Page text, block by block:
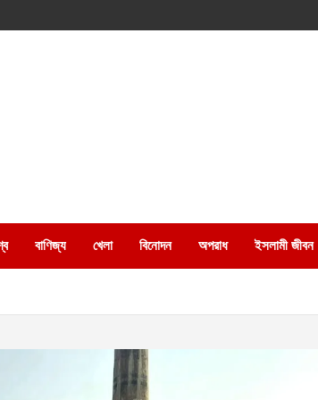
বাণিজ্য খেলা বিনোদন অপরাধ ইসলামী জীবন